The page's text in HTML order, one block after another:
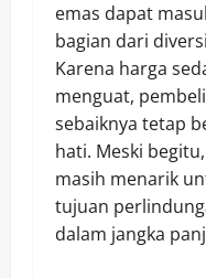
emas dapat
bagian dari
Karena harga
menguat,
sebaiknya tetap
hati. Meski
masih menarik
tujuan
dalam jangka